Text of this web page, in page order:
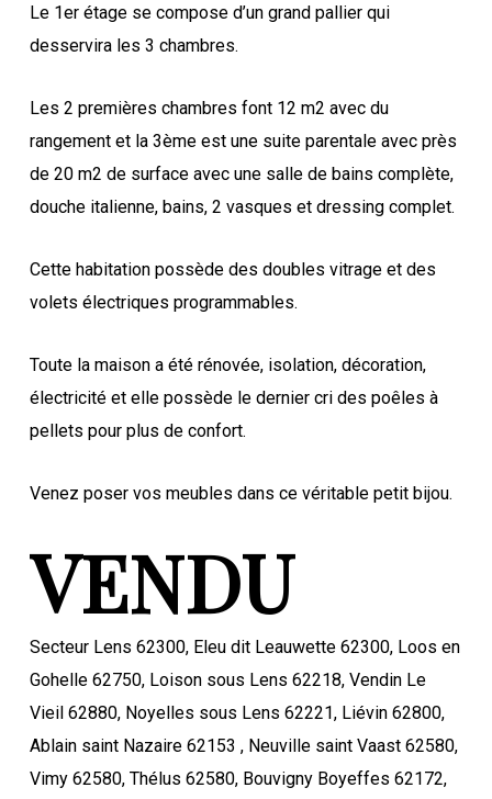
Le 1er étage se compose d’un grand pallier qui
desservira les 3 chambres.
Les 2 premières chambres font 12 m2 avec du
rangement et la 3ème est une suite parentale avec près
de 20 m2 de surface avec une salle de bains complète,
douche italienne, bains, 2 vasques et dressing complet.
Cette habitation possède des doubles vitrage et des
volets électriques programmables.
Toute la maison a été rénovée, isolation, décoration,
électricité et elle possède le dernier cri des poêles à
pellets pour plus de confort.
Venez poser vos meubles dans ce véritable petit bijou.
VENDU
Secteur Lens 62300, Eleu dit Leauwette 62300, Loos en
Gohelle 62750, Loison sous Lens 62218, Vendin Le
Vieil 62880, Noyelles sous Lens 62221, Liévin 62800,
Ablain saint Nazaire 62153 , Neuville saint Vaast 62580,
Vimy 62580, Thélus 62580, Bouvigny Boyeffes 62172,